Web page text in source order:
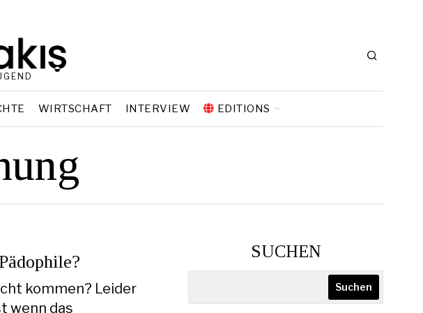
WIRTSCHAFT INTERVIEW EDITIONS
kommen? Leider
wenn das
SUCHEN
Suchen